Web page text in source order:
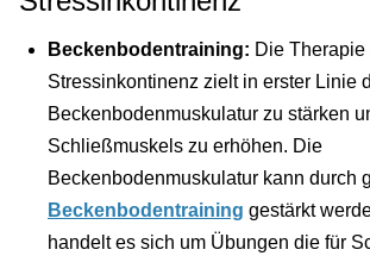
Beckenbodentraining: Die Therapie
Stressinkontinenz zielt in erster Linie
Beckenbodenmuskulatur zu stärken
Schließmuskels zu erhöhen. Die
Beckenbodenmuskulatur kann durch
Beckenbodentraining gestärkt
handelt es sich um Übungen die für